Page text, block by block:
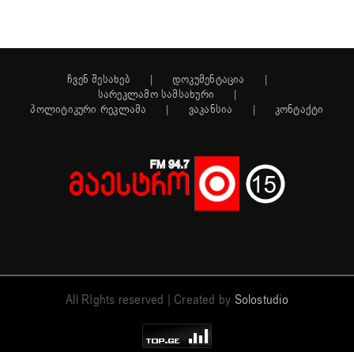
ჩვენ შესახებ
დოკუმენტაცია
სარეკლამო სამსახური
პოლიტიკური რეკლამა
ვაკანსია კონტაქტი
All RIghts reserved | Created by Solostudio